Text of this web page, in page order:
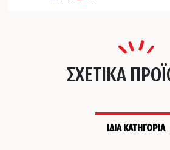
ΣΧΕΤΙΚΑ
ΙΔΙΑ ΚΑΤΗΓΟΡΙΑ